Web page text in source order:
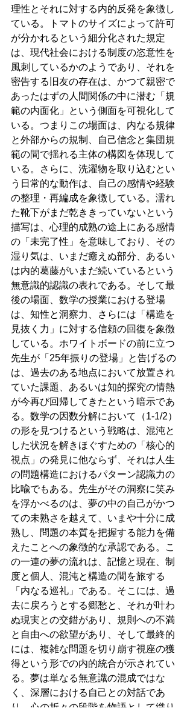
理性とそれに対する内的反発を象徴し
ている。トマトのサイズによって許可
が分かれるという細分化された規定
は、現代社会における制度の恣意性を
風刺しているかのようであり、それを
密告する旧友の存在は、かつて親密で
あったはずの人間関係の中に潜む「規
範の内面化」という側面を可視化して
いる。つまりこの場面は、内なる規律
と外部からの規制、自己信念と集団規
範の間で揺れる主体の構図を体現して
いる。さらに、洗濯物を取り込むとい
う日常的な動作は、自己の感情や経験
の整理・再編成を象徴している。濡れ
た靴下がまだ乾ききっていないという
描写は、心理的成熟の途上にある感情
の「未完了性」を意味しており、その
湿り気は、いまだ癒えぬ部分、あるい
は内的葛藤がいまだ続いているという
無意識的認識の表れである。そして最
後の場面、数学の授業における登場
は、知性と洞察力、さらには「構造を
見抜く力」に対する信頼の回復を象徴
している。ホワイトボードの前に立つ
先生が「25年振りの登場」と告げるの
は、過去のある地点において放置され
ていた課題、あるいは知的探究の情熱
が今再び回帰してきたという暗示であ
る。数学の因数分解において（1-1/2）
の形を見つけるという戦略は、混沌と
した状況を解きほぐすための「核心的
視点」の発見に他ならず、それは人生
の問題構造におけるパターン認識力の
比喩でもある。先生がその洞察に笑み
を浮かべるのは、夢の中の自己がかつ
ての未熟さを越えて、いまや十分に成
熟し、問題の本質を把握する能力を備
えたことへの象徴的な承認である。こ
の一連の夢の流れは、記憶と現在、制
度と個人、混沌と構造の間を旅する
「内なる巡礼」である。そこには、過
去に戻ろうとする郷愁と、それが叶わ
ぬ現実との交錯があり、規則への不満
と自由への欲望があり、そして最終的
には、複雑な問題を切り崩す視座の獲
得という形での内的統合が示されてい
る。夢は単なる無意識の混成ではな
く、深層における自己との対話であ
り、心の折々の段階を物語として織り